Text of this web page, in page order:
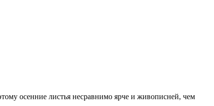
осенние листья несравнимо ярче и живописней, чем